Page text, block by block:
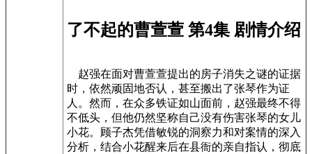
了不起的曹萱萱 第4集 剧情介绍
赵强在面对曹萱萱提出的房子消失之谜的证据
时，依然顽固地否认，甚至搬出了张琴作为证
人。然而，在众多铁证如山面前，赵强最终不得
不低头，但他仍然坚称自己没有伤害张琴的女儿
小花。顾子杰凭借敏锐的洞察力和对案情的深入
分析，结合小花醒来后在县衙的亲自指认，彻底